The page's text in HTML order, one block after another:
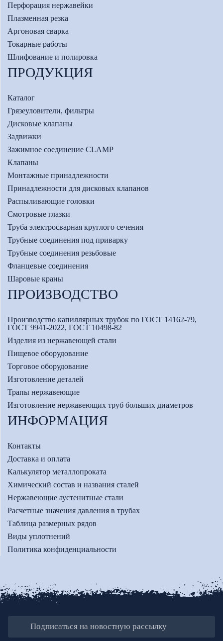
Перфорация нержавейки
Плазменная резка
Аргоновая сварка
Токарные работы
Шлифование и полировка
ПРОДУКЦИЯ
Каталог
Грязеуловители, фильтры
Дисковые клапаны
Задвижки
Зажимное соединение CLAMP
Клапаны
Монтажные принадлежности
Принадлежности для дисковых клапанов
Распыливающие головки
Смотровые глазки
Труба электросварная круглого сечения
Трубные соединения под приварку
Трубные соединения резьбовые
Фланцевые соединения
Шаровые краны
ПРОИЗВОДСТВО
Производство капиллярных трубок по ГОСТ 14162-79,
ГОСТ 9941-2022, ГОСТ 10498-82
Изделия из нержавеющей стали
Пищевое оборудование
Торговое оборудование
Изготовление деталей
Трапы нержавеющие
Изготовление нержавеющих труб больших диаметров
ИНФОРМАЦИЯ
Контакты
Доставка и оплата
Калькулятор металлопроката
Химический состав и названия сталей
Нержавеющие аустенитные стали
Расчетные значения давления в трубах
Таблица размерных рядов
Виды уплотнений
Политика конфиденциальности